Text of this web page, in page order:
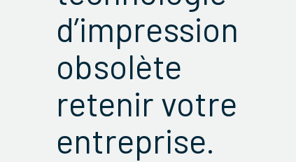
d’impression
obsolète
retenir votre
entreprise.